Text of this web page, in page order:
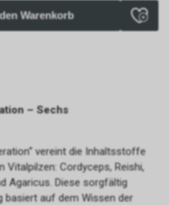
Warenkorb
– Sechs
vereint die Inhaltsstoffe
Vitalpilzen: Cordyceps, Reishi,
Agaricus. Diese sorgfältig
basiert auf dem Wissen der